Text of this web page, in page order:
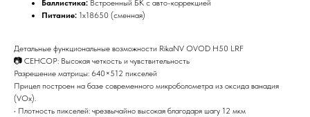
Баллистика: Встроенный БК с авто-коррекцией
Питание: 1x18650 (сменная)
Детальные функциональные возможности RikaNV OVOD H50 LRF
📷 СЕНСОР: Высокая четкость и чувствительность
Разрешение матрицы: 640×512 пикселей
Прицел построен на базе современного микроболометра из оксида ванадия
(VOx).
• Плотность пикселей: чрезвычайно высокая благодаря шагу 12 мкм